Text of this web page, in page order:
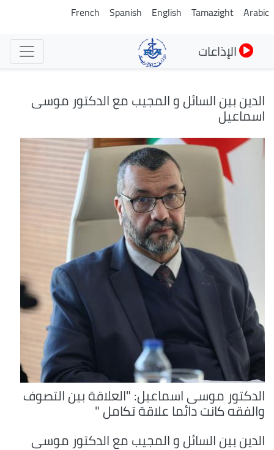
تجاوز
Arabic
Tamazight
English
Spanish
French
الإذاعات
الدين بين السائل و المجيب مع الدكتور موسى
اسماعيل
الدكتور موسى اسماعيل: "العلاقة بين التصوف
والفقه كانت دائما علاقة تكامل "
الدين بين السائل و المجيب مع الدكتور موسى